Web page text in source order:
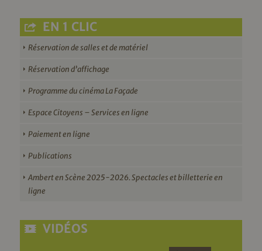
EN 1 CLIC
Réservation de salles et de matériel
Réservation d’affichage
Programme du cinéma La Façade
Espace Citoyens – Services en ligne
Paiement en ligne
Publications
Ambert en Scène 2025-2026. Spectacles et billetterie en
ligne
VIDÉOS